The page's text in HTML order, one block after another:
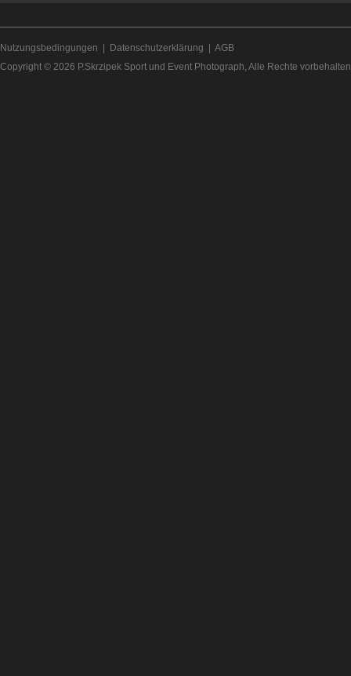
Nutzungsbedingungen Datenschutzerklärung
AGB
Copyright © 2026 P.Skrzipek Sport und Event Photograph, Alle Rechte